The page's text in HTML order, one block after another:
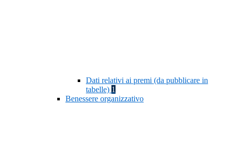
Dati relativi ai premi (da pubblicare in
tabelle) 1
Benessere organizzativo